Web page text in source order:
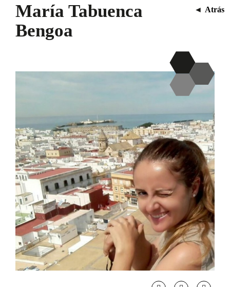
María Tabuenca
Bengoa
◄ Atrás